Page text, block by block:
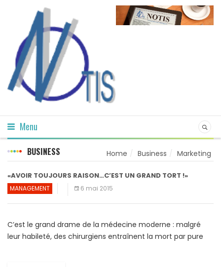
Menu
BUSINESS Home Business Marketing
«AVOIR TOUJOURS RAISON…C’EST UN GRAND TORT !»
MANAGEMENT 6 mai 2015
C’est le grand drame de la médecine moderne : malgré
leur habileté, des chirurgiens entraînent la mort par pure